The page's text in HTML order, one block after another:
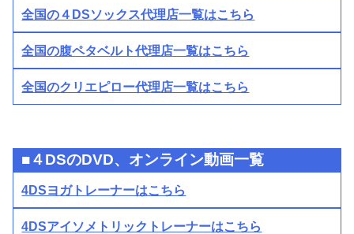
全国の４DSソックス代理店一覧はこちら
全国の腹ペタベルト代理店一覧はこちら
全国のクリエピロー代理店一覧はこちら
■４DSのDVD、オンライン動画一覧
4DSヨガトレーナーはこちら
4DSアイソメトリックトレーナーはこちら